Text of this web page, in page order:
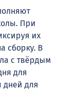
При
их
сборку. В
с твёрдым
для
дней для